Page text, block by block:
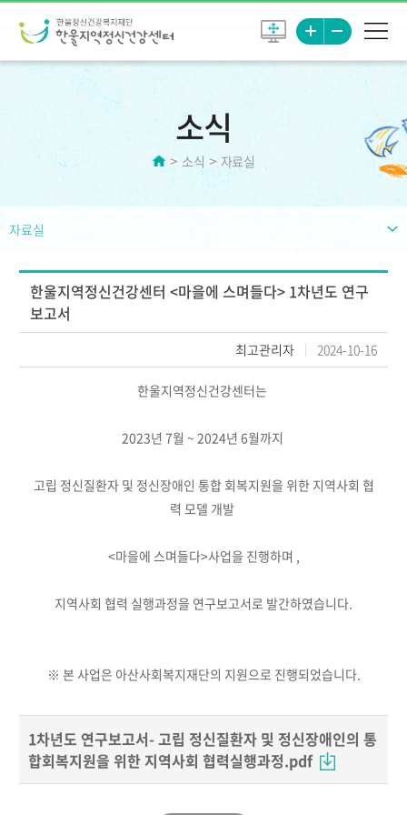
소식
소식 자료실
자료실
한울지역정신건강센터 <마을에 스며들다> 1차년도 연구
보고서
최고관리자 2024-10-16
한울지역정신건강센터는
2023년 7월 ~ 2024년 6월까지
고립 정신질환자 및 정신장애인 통합 회복지원을 위한 지역사회 협
력 모델 개발
<마을에 스며들다>사업을 진행하며 ,
지역사회 협력 실행과정을 연구보고서로 발간하였습니다.
※ 본 사업은 아산사회복지재단의 지원으로 진행되었습니다.
1차년도 연구보고서- 고립 정신질환자 및 정신장애인의 통
합회복지원을 위한 지역사회 협력실행과정.pdf